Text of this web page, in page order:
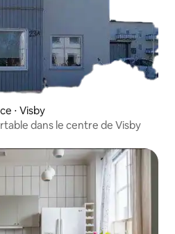
⋅ Visby
dans le centre de Visby